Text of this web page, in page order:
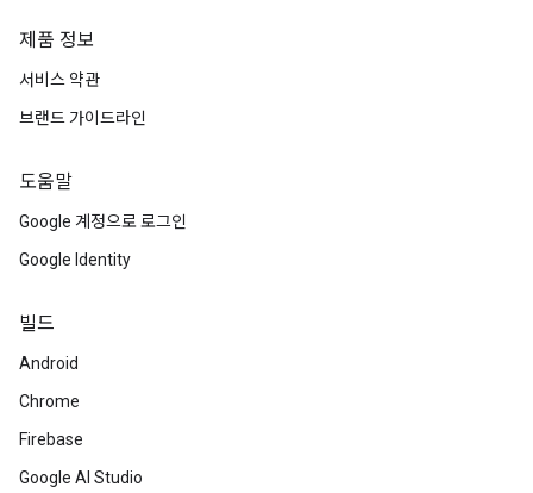
제품 정보
서비스 약관
브랜드 가이드라인
도움말
Google 계정으로 로그인
Google Identity
빌드
Android
Chrome
Firebase
Google AI Studio